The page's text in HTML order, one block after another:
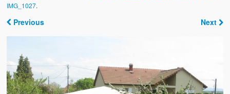
La Classe 1954
Les membres
Nos partenaires
IMG_1027.
Previous Next